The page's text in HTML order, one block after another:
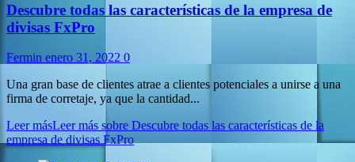
Descubre todas las características de la empresa de
divisas FxPro
Fermin enero 31, 2022 0
Una gran base de clientes atrae a clientes potenciales a unirse a una
firma de corretaje, ya que la cantidad...
Leer másLeer más sobre Descubre todas las características de la
empresa de divisas FxPro